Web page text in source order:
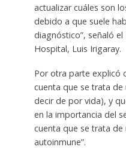
actualizar cuáles son
debido a que suele
diagnóstico”, señaló
Hospital, Luis Irigaray.
Por otra parte explicó
cuenta que se trata
decir de por vida), y
en la importancia del
cuenta que se trata
autoinmune”.